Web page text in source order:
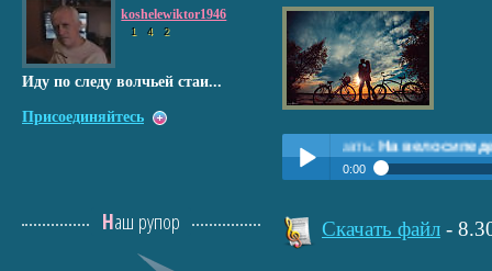
Play /
Прослушать:На
0:00
Скачать файл -
koshelewiktor1946
1 4 2
Иду по следу волчьей стаи...
Присоединяйтесь
Наш рупор